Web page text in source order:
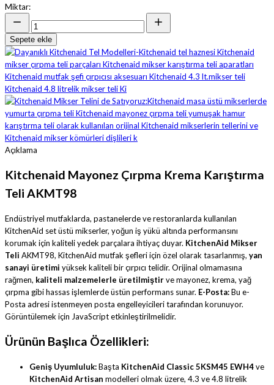
Miktar:
Sepete ekle
Açıklama
Kitchenaid Mayonez Çırpma Krema Karıştırma
Teli AKMT98
Endüstriyel mutfaklarda, pastanelerde ve restoranlarda kullanılan
KitchenAid set üstü mikserler, yoğun iş yükü altında performansını
korumak için kaliteli yedek parçalara ihtiyaç duyar. KitchenAid Mikser
Teli AKMT98, KitchenAid mutfak şefleri için özel olarak tasarlanmış, yan
sanayi üretimi yüksek kaliteli bir çırpıcı telidir. Orijinal olmamasına
rağmen, kaliteli malzemelerle üretilmiştirve mayonez, krema, yağ
çırpma gibi hassas işlemlerde üstün performans sunar. E-Posta:Bu e-
Posta adresi istenmeyen posta engelleyicileri tarafından korunuyor.
Görüntülemek için JavaScript etkinleştirilmelidir.
Ürünün Başlıca Özellikleri:
Geniş Uyumluluk:Başta KitchenAid Classic 5KSM45 EWH4ve
KitchenAid Artisan modelleri olmak üzere, 4.3 ve 4.8 litrelik